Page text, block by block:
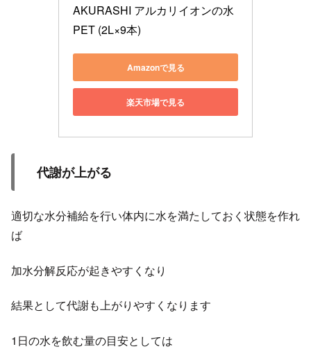
AKURASHI アルカリイオンの水
PET (2L×9本)
Amazonで見る
楽天市場で見る
代謝が上がる
適切な水分補給を行い体内に水を満たしておく状態を作れ
ば
加水分解反応が起きやすくなり
結果として代謝も上がりやすくなります
1日の水を飲む量の目安としては